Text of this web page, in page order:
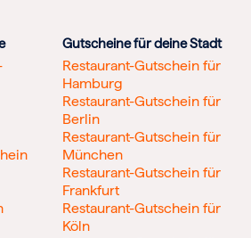
Gutscheine für deine Stadt
Restaurant-Gutschein für
Hamburg
Restaurant-Gutschein für
Berlin
Restaurant-Gutschein für
München
Restaurant-Gutschein für
Frankfurt
Restaurant-Gutschein für
Köln